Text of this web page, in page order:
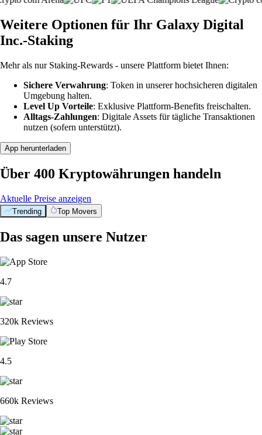
Weitere Optionen für Ihr Galaxy Digital
Inc.-Staking
Mehr als nur Staking-Rewards - unsere Plattform bietet Ihnen:
Sichere Verwahrung: Token in unserer hochsicheren digitalen
Umgebung halten.
Level Up Vorteile: Exklusive Plattform-Benefits freischalten.
Alltags-Zahlungen: Digitale Assets für tägliche Transaktionen
nutzen (sofern unterstützt).
App herunterladen
Über 400 Kryptowährungen handeln
Aktuelle Preise anzeigen
Trending Top Movers
Das sagen unsere Nutzer
4.7
320k Reviews
4.5
660k Reviews